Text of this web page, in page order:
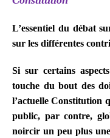
L’essentiel du débat
sur les différentes
Si sur certains
touche du bout des
l’actuelle Constitution
public, par contre,
noircir un peu plus